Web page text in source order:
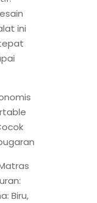
ini
Biru,